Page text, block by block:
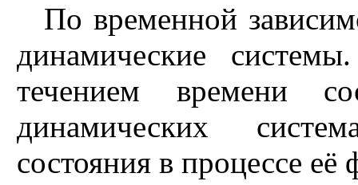
По временной
динамические
течением времени
динамических
состояния в процессе